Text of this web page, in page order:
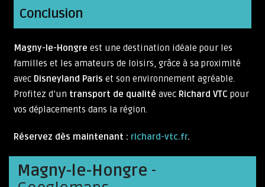
Conclusion
Magny-le-Hongre est une destination idéale pour les
familles et les amateurs de loisirs, grâce à sa proximité
avec Disneyland Paris et son environnement agréable.
Profitez d’un transport de qualité avec Richard VTC pour
vos déplacements dans la région.
Réservez dès maintenant : richard-vtc.fr.
Magny-le-Hongre -